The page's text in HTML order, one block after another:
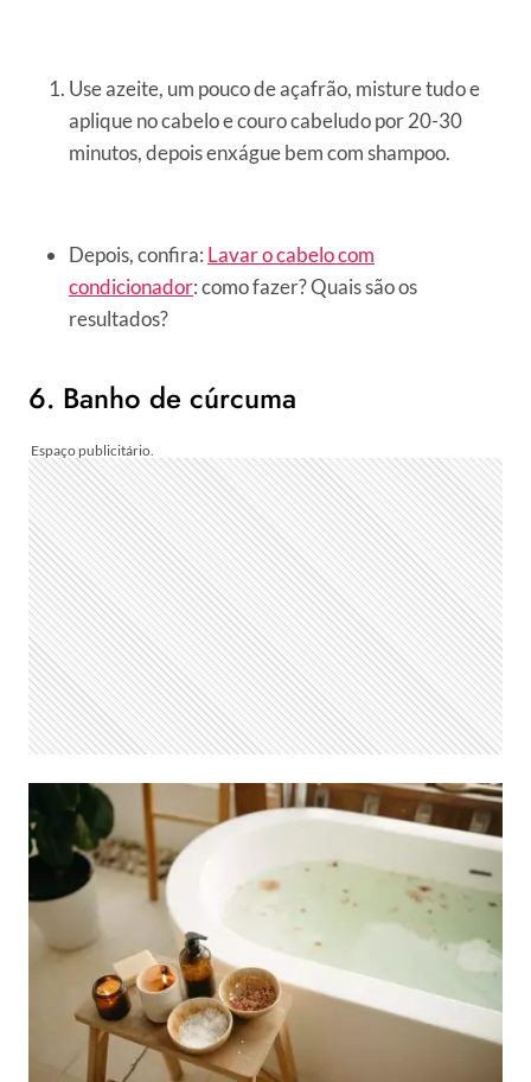
Use azeite, um pouco de açafrão, misture tudo e
aplique no cabelo e couro cabeludo por 20-30
minutos, depois enxágue bem com shampoo.
Depois, confira: Lavar o cabelo com
condicionador: como fazer? Quais são os
resultados?
6. Banho de cúrcuma